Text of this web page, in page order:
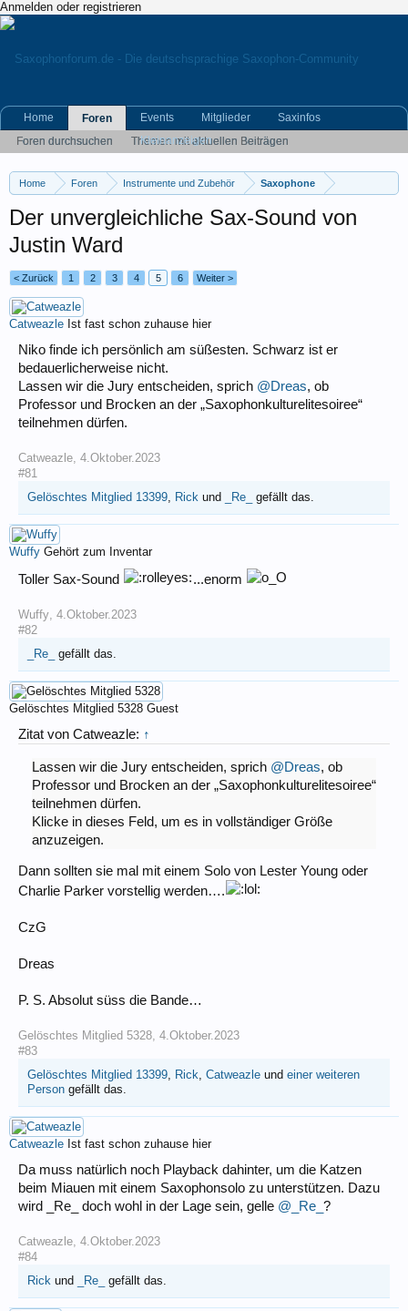
Anmelden oder registrieren
Home Foren Instrumente und Zubehör Saxophone
Der unvergleichliche Sax-Sound von
Justin Ward
< Zurück 1 2 3 4 5 6 Weiter >
Catweazle Ist fast schon zuhause hier
Niko finde ich persönlich am süßesten. Schwarz ist er
bedauerlicherweise nicht.
Lassen wir die Jury entscheiden, sprich @Dreas, ob
Professor und Brocken an der „Saxophonkulturelitesoiree“
teilnehmen dürfen.
Catweazle, 4.Oktober.2023
#81
Gelöschtes Mitglied 13399, Rick und _Re_ gefällt das.
Wuffy Gehört zum Inventar
Toller Sax-Sound ...enorm
Wuffy, 4.Oktober.2023
#82
_Re_
gefällt das.
Gelöschtes Mitglied 5328 Guest
Zitat von Catweazle: ↑
Lassen wir die Jury entscheiden, sprich @Dreas, ob
Professor und Brocken an der „Saxophonkulturelitesoiree“
teilnehmen dürfen.
Klicke in dieses Feld, um es in vollständiger Größe
anzuzeigen.
Dann sollten sie mal mit einem Solo von Lester Young oder
Charlie Parker vorstellig werden….
CzG
Dreas
P. S. Absolut süss die Bande…
Gelöschtes Mitglied 5328, 4.Oktober.2023
#83
Gelöschtes Mitglied 13399, Rick, Catweazle und einer weiteren
Person gefällt das.
Catweazle Ist fast schon zuhause hier
Da muss natürlich noch Playback dahinter, um die Katzen
beim Miauen mit einem Saxophonsolo zu unterstützen. Dazu
wird _Re_ doch wohl in der Lage sein, gelle @_Re_ ?
Catweazle, 4.Oktober.2023
#84
Rick und _Re_ gefällt das.
Home
Foren
Foren durchsuchen
Themen mit aktuellen Beiträgen
Events Mitglieder
Saxinfos
Kleinanzeigen